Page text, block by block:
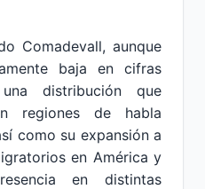
Comadevall, aunque
baja en cifras
distribución que
regiones de habla
como su expansión a
en América y
en distintas